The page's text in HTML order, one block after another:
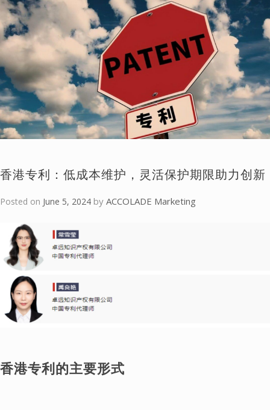
香港专利：低成本维护，灵活保护期限助力创新
Posted on June 5, 2024 by ACCOLADE Marketing
香港专利的主要形式